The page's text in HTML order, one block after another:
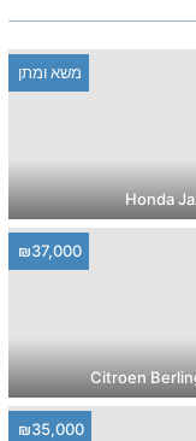
משא ומתן
₪37,000
₪35,000